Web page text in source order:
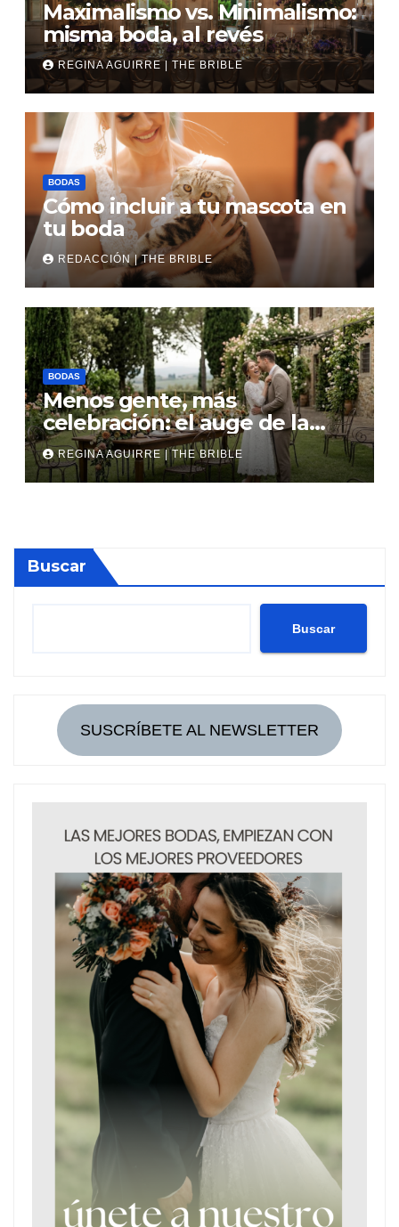
Maximalismo vs. Minimalismo:
misma boda, al revés
REGINA AGUIRRE | THE BRIBLE
BODAS
Cómo incluir a tu mascota en
tu boda
REDACCIÓN | THE BRIBLE
BODAS
Menos gente, más
celebración: el auge de la
micro boda
REGINA AGUIRRE | THE BRIBLE
Buscar
Buscar
SUSCRÍBETE AL NEWSLETTER